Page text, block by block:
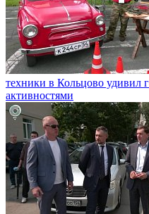
техники в Кольцово удивил
активностями